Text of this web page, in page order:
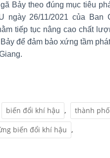
Bảy theo đúng mục tiêu
ngày 26/11/2021 của
tiếp tục nâng cao chất
để đảm bảo xứng tầm
biến đổi khí hậu , thành
biến đổi khí hậu ,